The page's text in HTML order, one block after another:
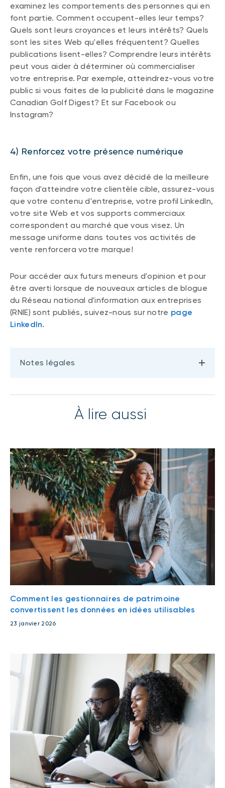
examinez les comportements des personnes qui en
font partie. Comment occupent-elles leur temps?
Quels sont leurs croyances et leurs intérêts? Quels
sont les sites Web qu'elles fréquentent? Quelles
publications lisent-elles? Comprendre leurs intérêts
peut vous aider à déterminer où commercialiser
votre entreprise. Par exemple, atteindrez-vous votre
public si vous faites de la publicité dans le magazine
Canadian Golf Digest? Et sur Facebook ou
Instagram?
4) Renforcez votre présence numérique
Enfin, une fois que vous avez décidé de la meilleure
façon d'atteindre votre clientèle cible, assurez-vous
que votre contenu d'entreprise, votre profil LinkedIn,
votre site Web et vos supports commerciaux
correspondent au marché que vous visez. Un
message uniforme dans toutes vos activités de
vente renforcera votre marque!
Pour accéder aux futurs meneurs d'opinion et pour
être averti lorsque de nouveaux articles de blogue
du Réseau national d'information aux entreprises
(RNIE) sont publiés, suivez-nous sur notre page
LinkedIn.
Notes légales
À lire aussi
Comment les gestionnaires de patrimoine
convertissent les données en idées utilisables
23 janvier 2026